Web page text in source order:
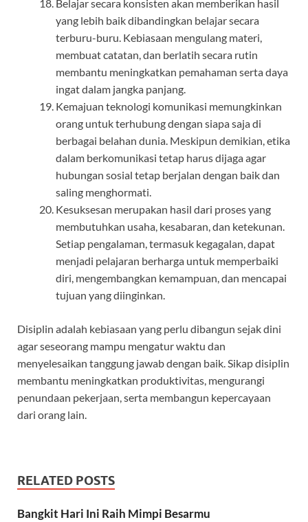
Belajar secara konsisten akan memberikan hasil
yang lebih baik dibandingkan belajar secara
terburu-buru. Kebiasaan mengulang materi,
membuat catatan, dan berlatih secara rutin
membantu meningkatkan pemahaman serta daya
ingat dalam jangka panjang.
Kemajuan teknologi komunikasi memungkinkan
orang untuk terhubung dengan siapa saja di
berbagai belahan dunia. Meskipun demikian, etika
dalam berkomunikasi tetap harus dijaga agar
hubungan sosial tetap berjalan dengan baik dan
saling menghormati.
Kesuksesan merupakan hasil dari proses yang
membutuhkan usaha, kesabaran, dan ketekunan.
Setiap pengalaman, termasuk kegagalan, dapat
menjadi pelajaran berharga untuk memperbaiki
diri, mengembangkan kemampuan, dan mencapai
tujuan yang diinginkan.
Disiplin adalah kebiasaan yang perlu dibangun sejak dini
agar seseorang mampu mengatur waktu dan
menyelesaikan tanggung jawab dengan baik. Sikap disiplin
membantu meningkatkan produktivitas, mengurangi
penundaan pekerjaan, serta membangun kepercayaan
dari orang lain.
RELATED POSTS
Bangkit Hari Ini Raih Mimpi Besarmu